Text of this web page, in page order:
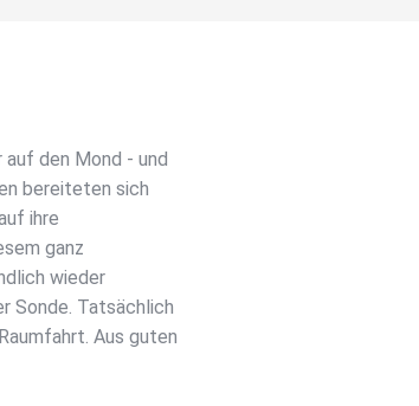
den Mond - und
bereiteten sich
ihre
ganz
wieder
Sonde. Tatsächlich
Aus guten